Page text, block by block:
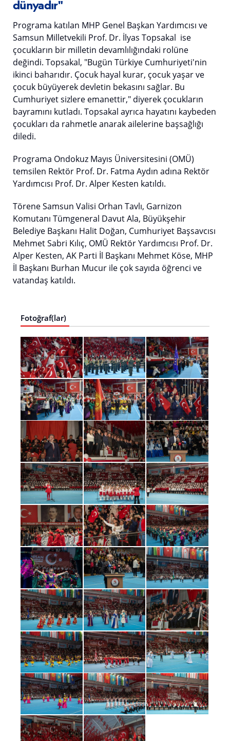
dünyadır"
Programa katılan MHP Genel Başkan Yardımcısı ve
Samsun Milletvekili Prof. Dr. İlyas Topsakal ise
çocukların bir milletin devamlılığındaki rolüne
değindi. Topsakal, "Bugün Türkiye Cumhuriyeti'nin
ikinci baharıdır. Çocuk hayal kurar, çocuk yaşar ve
çocuk büyüyerek devletin bekasını sağlar. Bu
Cumhuriyet sizlere emanettir," diyerek çocukların
bayramını kutladı. Topsakal ayrıca hayatını kaybeden
çocukları da rahmetle anarak ailelerine başsağlığı
diledi.
Programa Ondokuz Mayıs Üniversitesini (OMÜ)
temsilen Rektör Prof. Dr. Fatma Aydın adına Rektör
Yardımcısı Prof. Dr. Alper Kesten katıldı.
Törene Samsun Valisi Orhan Tavlı, Garnizon
Komutanı Tümgeneral Davut Ala, Büyükşehir
Belediye Başkanı Halit Doğan, Cumhuriyet Başsavcısı
Mehmet Sabri Kılıç, OMÜ Rektör Yardımcısı Prof. Dr.
Alper Kesten, AK Parti İl Başkanı Mehmet Köse, MHP
İl Başkanı Burhan Mucur ile çok sayıda öğrenci ve
vatandaş katıldı.
Fotoğraf(lar)